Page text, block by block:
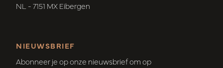
NL - 7151 MX Eibergen
NIEUWSBRIEF
Abonneer je op onze nieuwsbrief om op